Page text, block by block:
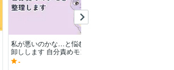
私が悪いのかな…と悩む思考を棚
卸しします 自分責めモンスター
が暴走していませんか？
-